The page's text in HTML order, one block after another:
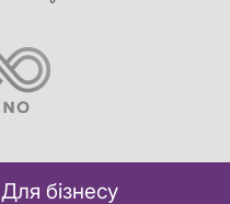
Для бізнесу